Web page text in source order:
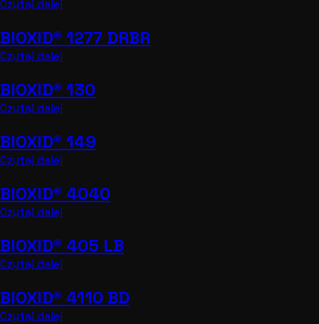
Czytaj dalej
BIOXID® 1277 DRBR
Czytaj dalej
BIOXID® 130
Czytaj dalej
BIOXID® 149
Czytaj dalej
BIOXID® 4040
Czytaj dalej
BIOXID® 405 LB
Czytaj dalej
BIOXID® 4110 BD
Czytaj dalej